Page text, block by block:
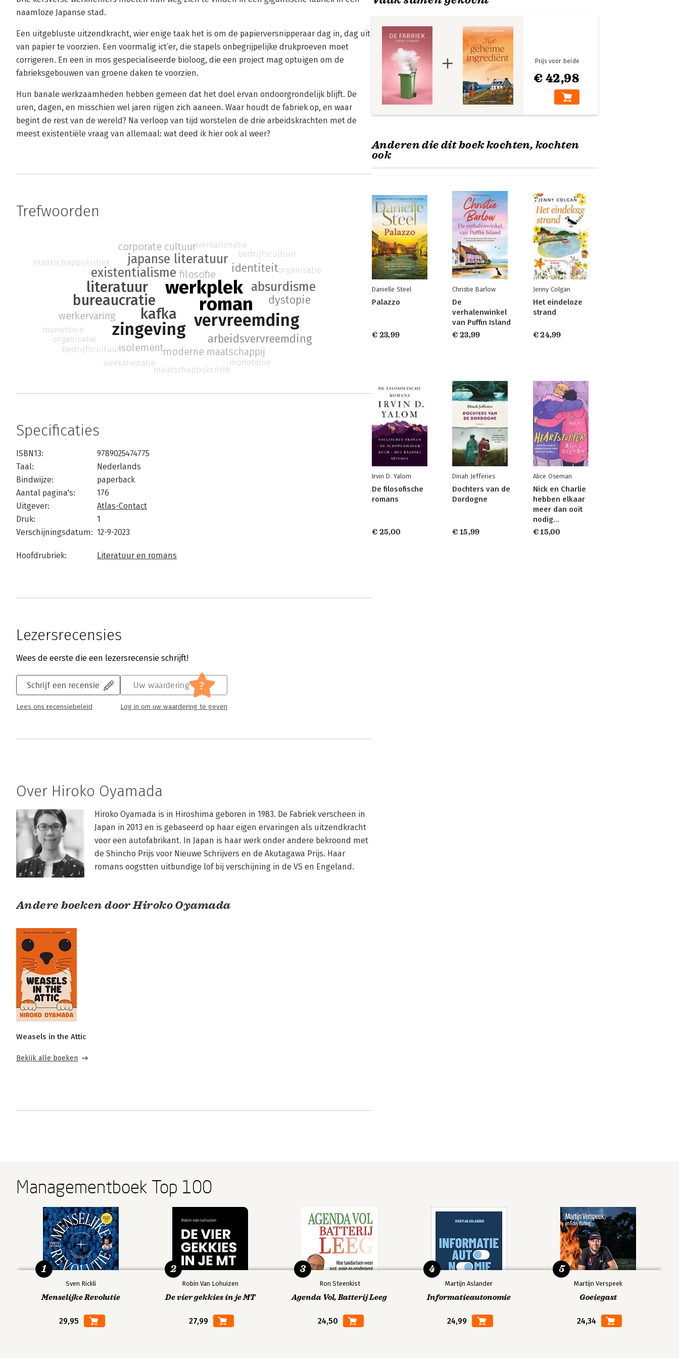
naamloze Japanse stad.
Een uitgebluste uitzendkracht, wier enige taak het is om de papierversnipperaar dag in, dag uit
van papier te voorzien. Een voormalig ict’er, die stapels onbegrijpelijke drukproeven moet
corrigeren. En een in mos gespecialiseerde bioloog, die een project mag optuigen om de
fabrieksgebouwen van groene daken te voorzien.
Hun banale werkzaamheden hebben gemeen dat het doel ervan ondoorgrondelijk blijft. De
uren, dagen, en misschien wel jaren rijgen zich aaneen. Waar houdt de fabriek op, en waar
begint de rest van de wereld? Na verloop van tijd worstelen de drie arbeidskrachten met de
meest existentiële vraag van allemaal: wat deed ik hier ook al weer?
Trefwoorden
werkplek
roman
vervreemding
zingeving
kafka
bureaucratie
literatuur
existentialisme
japanse literatuur
absurdisme
identiteit
dystopie
arbeidsvervreemding
filosofie
moderne maatschappij
werkervaring
corporate cultuur
isolement
werkalienatie
bedrijfscultuur
organisatie
monotonie
maatschappijkritiek
werkalienatie
bedrijfscultuur
organisatie
monotonie
maatschappijkritiek
Specificaties
ISBN13:
9789025474775
Taal:
Nederlands
Bindwijze:
paperback
Aantal pagina's:
176
Uitgever:
Atlas-Contact
Druk:
1
Verschijningsdatum: 12-9-2023
Hoofdrubriek: Literatuur en romans
Lezersrecensies
Wees de eerste die een lezersrecensie schrijft!
Schrijf een recensie
Lees ons recensiebeleid
Uw waardering ?
Log in om uw waardering te geven
Over Hiroko Oyamada
Hiroko Oyamada is in Hiroshima geboren in 1983. De Fabriek verscheen in
Japan in 2013 en is gebaseerd op haar eigen ervaringen als uitzendkracht
voor een autofabrikant. In Japan is haar werk onder andere bekroond met
de Shincho Prijs voor Nieuwe Schrijvers en de Akutagawa Prijs. Haar
romans oogstten uitbundige lof bij verschijning in de VS en Engeland.
Andere boeken door Hiroko Oyamada
Weasels in the Attic
Bekijk alle boeken
€ 42,98
Prijs voor beide
Anderen die dit boek kochten, kochten
ook
Danielle Steel
Palazzo
€ 23,99
Christie Barlow
De
verhalenwinkel
van Puffin Island
€ 23,99
Jenny Colgan
Het eindeloze
strand
€ 24,99
Irvin D. Yalom
De filosofische
romans
€ 25,00
Dinah Jefferies
Dochters van de
Dordogne
€ 15,99
Alice Oseman
Nick en Charlie
hebben elkaar
meer dan ooit
nodig…
€ 15,00
Managementboek Top 100
Sven Rickli
Menselijke Revolutie
29,95
1
Robin Van Lohuizen
De vier gekkies in je MT
27,99
2
Ron Steenkist
Agenda Vol, Batterij Leeg
24,50
3
Martijn Aslander
Informatieautonomie
24,99
4
Martijn Verspeek
Goeiegast
24,34
5